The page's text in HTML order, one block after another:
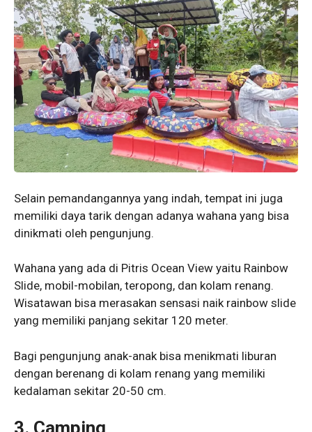
Selain pemandangannya yang indah, tempat ini juga
memiliki daya tarik dengan adanya wahana yang bisa
dinikmati oleh pengunjung.
Wahana yang ada di Pitris Ocean View yaitu Rainbow
Slide, mobil-mobilan, teropong, dan kolam renang.
Wisatawan bisa merasakan sensasi naik rainbow slide
yang memiliki panjang sekitar 120 meter.
Bagi pengunjung anak-anak bisa menikmati liburan
dengan berenang di kolam renang yang memiliki
kedalaman sekitar 20-50 cm.